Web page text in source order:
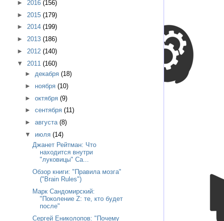
► 2016 (156)
► 2015 (179)
► 2014 (199)
► 2013 (186)
► 2012 (140)
▼ 2011 (160)
► декабря (18)
► ноября (10)
► октября (9)
► сентября (11)
► августа (8)
▼ июля (14)
Джанет Рейтман: Что
находится внутри
"луковицы" Са...
Обзор книги: "Правила мозга"
("Brain Rules")
Марк Сандомирский:
"Поколение Z: те, кто будет
после"
Сергей Ениколопов: "Почему